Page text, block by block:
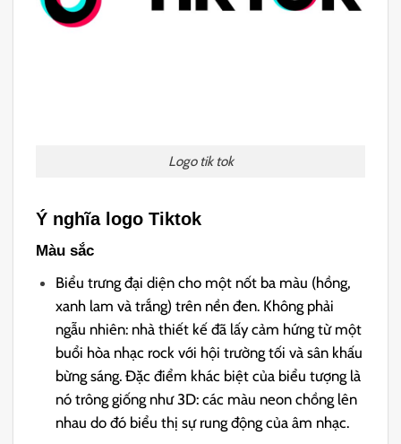
Logo tik tok
Ý nghĩa logo Tiktok
Màu sắc
Biểu trưng đại diện cho một nốt ba màu (hồng,
xanh lam và trắng) trên nền đen. Không phải
ngẫu nhiên: nhà thiết kế đã lấy cảm hứng từ một
buổi hòa nhạc rock với hội trường tối và sân khấu
bừng sáng. Đặc điểm khác biệt của biểu tượng là
nó trông giống như 3D: các màu neon chồng lên
nhau do đó biểu thị sự rung động của âm nhạc.